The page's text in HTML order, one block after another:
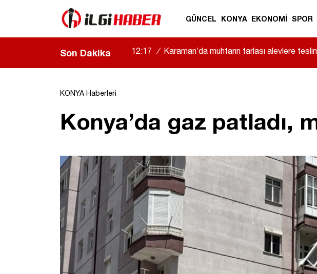
GÜNCEL KONYA EKONOMİ SPOR
Son Dakika 12:17 / Karaman’da muhtarın tarlası alevlere
KONYA Haberleri
Konya’da gaz patladı,